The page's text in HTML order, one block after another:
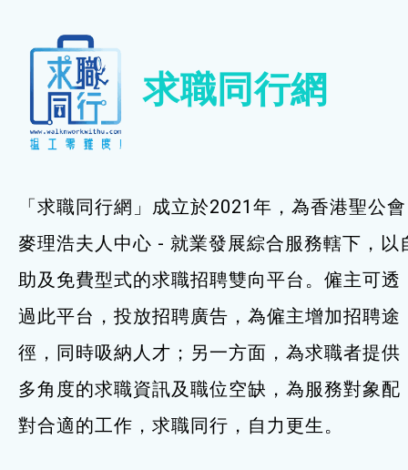
就業及求職
就業及求職
最新資訊 / 招聘會
僱主及企業服務
特別服務項目
最新消息
服務單位及聯絡
求職同行網
「求職同行網」成立於2021年，為香港聖公會
麥理浩夫人中心 - 就業發展綜合服務轄下，以
助及免費型式的求職招聘雙向平台。僱主可透
過此平台，投放招聘廣告，為僱主增加招聘途
徑，同時吸納人才；另一方面，為求職者提供
多角度的求職資訊及職位空缺，為服務對象配
對合適的工作，求職同行，自力更生。